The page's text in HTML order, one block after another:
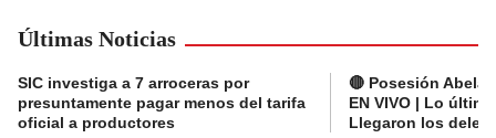
Últimas Noticias
SIC investiga a 7 arroceras por
presuntamente pagar menos del tarifa
oficial a productores
🔴 Posesión
EN VIVO | Lo
Llegaron los